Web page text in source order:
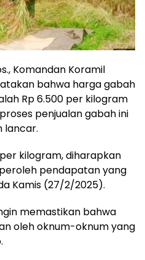
Komandan Koramil
bahwa harga gabah
Rp 6.500 per kilogram
penjualan gabah ini
lancar.
kilogram, diharapkan
pendapatan yang
Kamis (27/2/2025).
memastikan bahwa
oleh oknum-oknum yang